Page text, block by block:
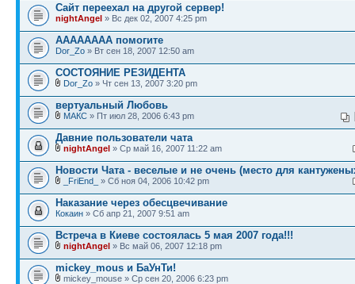
Сайт переехал на другой сервер!
nightAngel » Вс дек 02, 2007 4:25 pm
АААААААА помогите
Dor_Zo » Вт сен 18, 2007 12:50 am
СОСТОЯНИЕ РЕЗИДЕНТА
Dor_Zo » Чт сен 13, 2007 3:20 pm
вертуальный Любовь
МАКС » Пт июл 28, 2006 6:43 pm
Давние пользователи чата
nightAngel » Ср май 16, 2007 11:22 am
Новости Чата - веселые и не очень (место для
_FriEnd_ » Сб ноя 04, 2006 10:42 pm
Наказание через обесцвечивание
Кокаин » Сб апр 21, 2007 9:51 am
Встреча в Киеве состоялась 5 мая 2007 года!!!
nightAngel » Вс май 06, 2007 12:18 pm
mickey_mous и БаУнТи!
mickey_mouse » Ср сен 20, 2006 6:23 pm